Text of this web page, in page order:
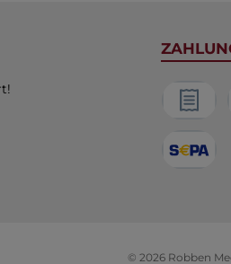
© 2026 Robben